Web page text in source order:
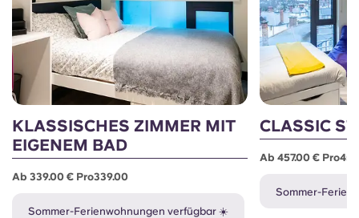
KLASSISCHES ZIMMER MIT
EIGENEM BAD
Ab 339.00 € Pro339.00
Sommer-Ferienwohnungen verfügbar ☀️
CLASSIC
Ab 457.00 €
Sommer-